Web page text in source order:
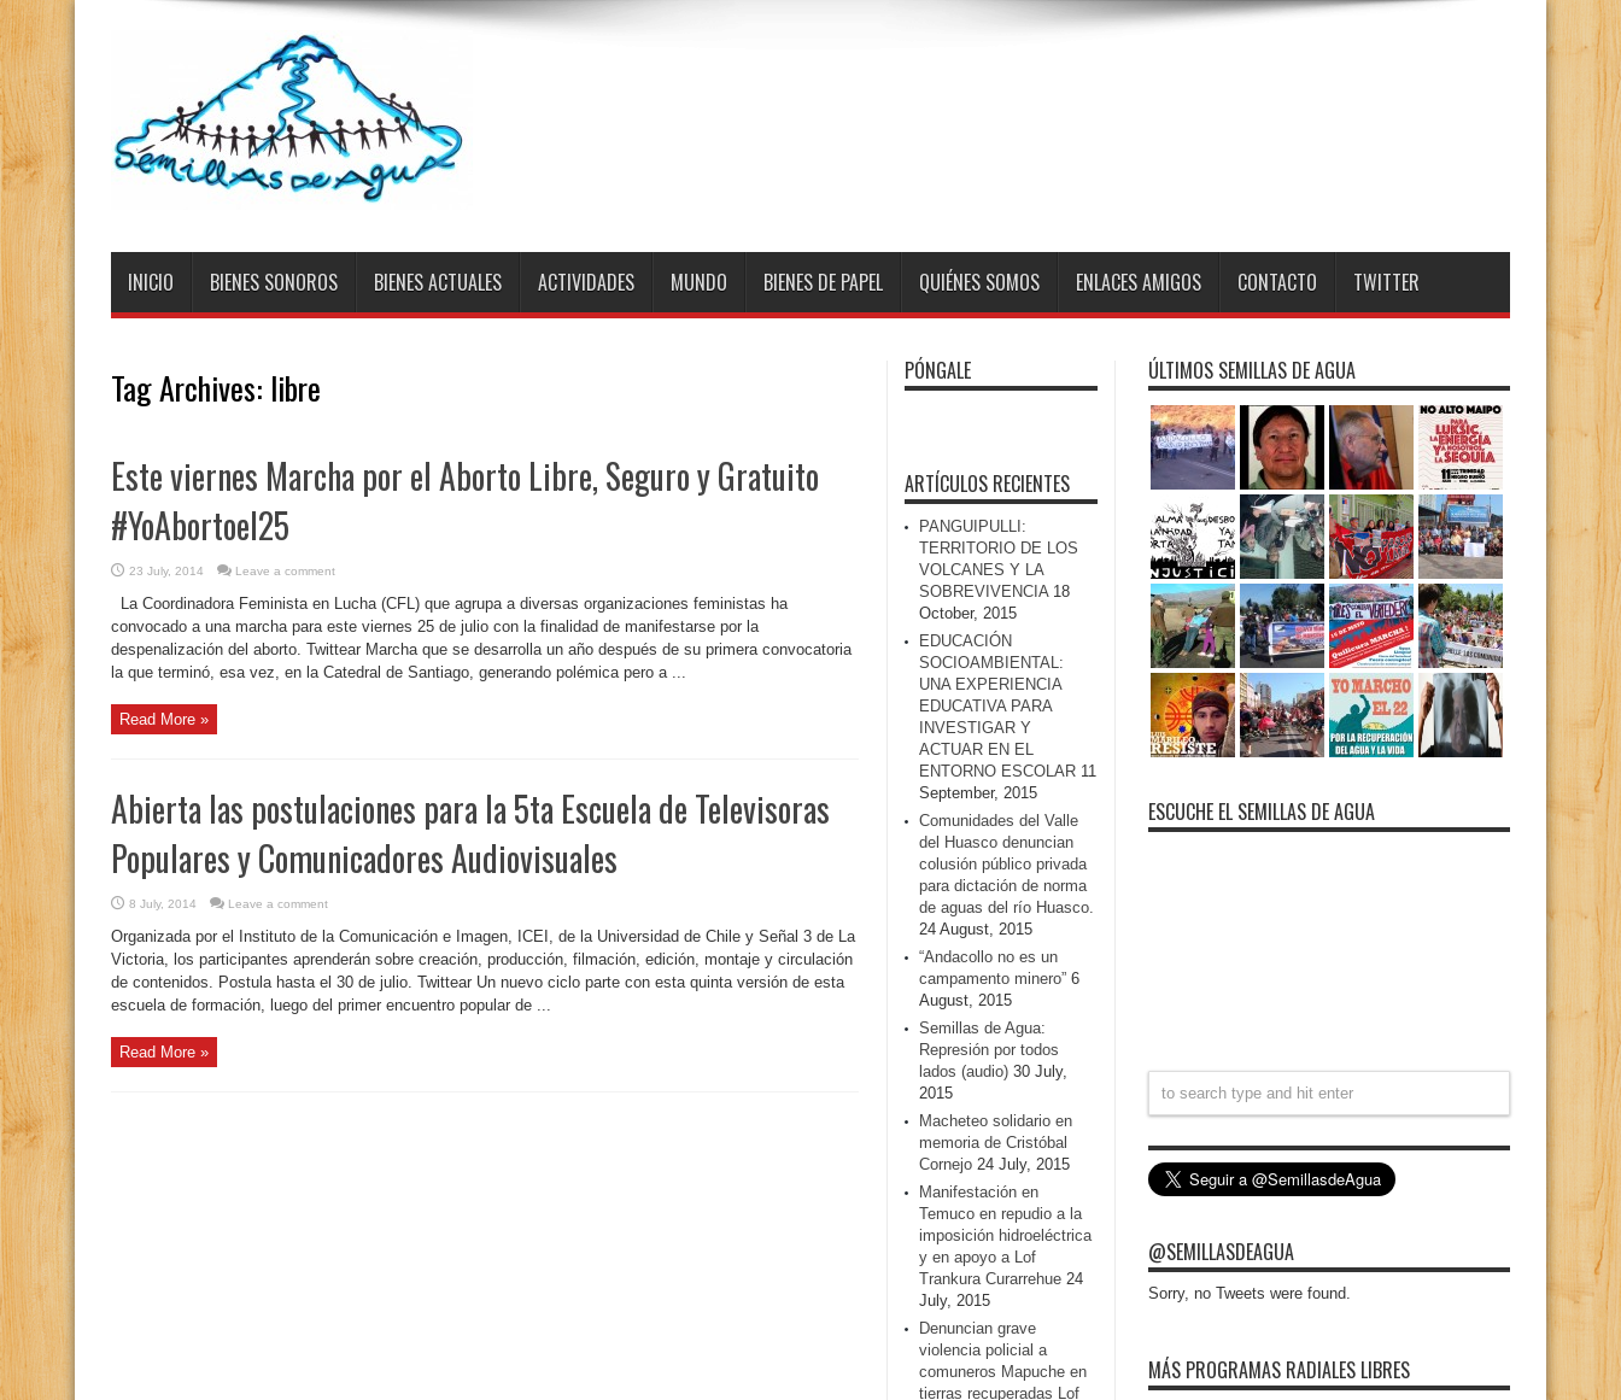
INICIO BIENES SONOROS BIENES ACTUALES ACTIVIDADES MUNDO BIENES DE PAPEL QUIÉNES SOMOS ENLACES AMIGOS CONTACTO TWITTER
Tag Archives: libre
Este viernes Marcha por el Aborto Libre, Seguro y Gratuito
#YoAbortoel25
23 July, 2014 Leave a comment
La Coordinadora Feminista en Lucha (CFL) que agrupa a diversas organizaciones feministas ha
convocado a una marcha para este viernes 25 de julio con la finalidad de manifestarse por la
despenalización del aborto. Twittear Marcha que se desarrolla un año después de su primera convocatoria
la que terminó, esa vez, en la Catedral de Santiago, generando polémica pero a ...
Read More »
Abierta las postulaciones para la 5ta Escuela de Televisoras
Populares y Comunicadores Audiovisuales
8 July, 2014 Leave a comment
Organizada por el Instituto de la Comunicación e Imagen, ICEI, de la Universidad de Chile y Señal 3 de La
Victoria, los participantes aprenderán sobre creación, producción, filmación, edición, montaje y circulación
de contenidos. Postula hasta el 30 de julio. Twittear Un nuevo ciclo parte con esta quinta versión de esta
escuela de formación, luego del primer encuentro popular de ...
Read More »
PÓNGALE
ARTÍCULOS RECIENTES
PANGUIPULLI:
TERRITORIO DE LOS
VOLCANES Y LA
SOBREVIVENCIA 18
October, 2015
EDUCACIÓN
SOCIOAMBIENTAL:
UNA EXPERIENCIA
EDUCATIVA PARA
INVESTIGAR Y
ACTUAR EN EL
ENTORNO ESCOLAR 11
September, 2015
Comunidades del Valle
del Huasco denuncian
colusión público privada
para dictación de norma
de aguas del río Huasco.
24 August, 2015
“Andacollo no es un
campamento minero” 6
August, 2015
Semillas de Agua:
Represión por todos
lados (audio) 30 July,
2015
Macheteo solidario en
memoria de Cristóbal
Cornejo 24 July, 2015
Manifestación en
Temuco en repudio a la
imposición hidroeléctrica
y en apoyo a Lof
Trankura Curarrehue 24
July, 2015
Denuncian grave
violencia policial a
comuneros Mapuche en
tierras recuperadas Lof
ÚLTIMOS SEMILLAS DE AGUA
ESCUCHE EL SEMILLAS DE AGUA
@SEMILLASDEAGUA
Sorry, no Tweets were found.
MÁS PROGRAMAS RADIALES LIBRES